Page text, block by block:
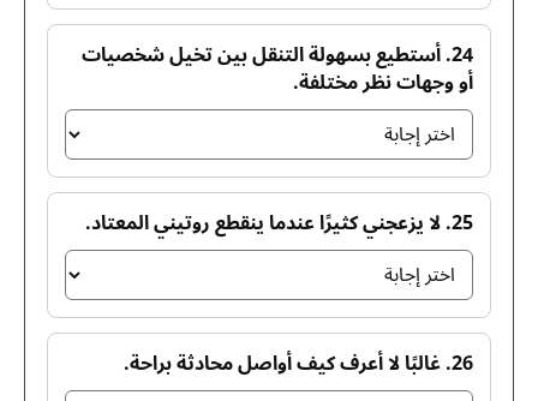
24. أستطيع بسهولة التنقل بين تخيل شخصيات
أو وجهات نظر مختلفة.
25. لا يزعجني كثيرًا عندما ينقطع روتيني المعتاد.
26. غالبًا لا أعرف كيف أواصل محادثة براحة.